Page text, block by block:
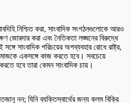
নিশ্চিত করা, সাংবাদিক সংগঠনগুলোকে আরও
জোরদার করা এবং নৈতিকতা লঙ্ঘনের বিরুদ্ধে
সাংবাদিক পরিচয়ের অপব্যবহার রোধে রাষ্ট্র,
একসঙ্গে কাজ করতে হবে। সবচেয়ে
হবে তারা কেমন সাংবাদিক চায়।
নন; যিনি ব্যক্তিস্বার্থের জন্য কলম বিক্রি